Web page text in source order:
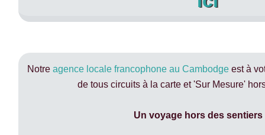
Notreagence locale francophone au Cambodge est à
de tous circuits à la carte et 'Sur Mesure'
Un voyage hors des